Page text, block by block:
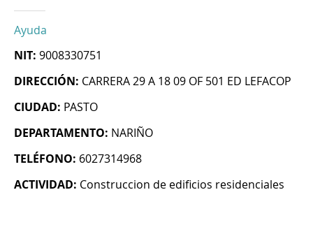
Ayuda
NIT: 9008330751
DIRECCIÓN: CARRERA 29 A 18 09 OF 501 ED LEFACOP
CIUDAD: PASTO
DEPARTAMENTO: NARIÑO
TELÉFONO: 6027314968
ACTIVIDAD: Construccion de edificios residenciales